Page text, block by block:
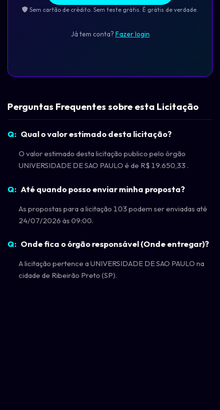
Sem cartão de crédito. Sem teste grátis. É grátis de verdade.
Já tem conta? Fazer login
Perguntas Frequentes sobre esta Licitação
Qual o valor estimado desta licitação?
O valor estimado desta licitação publico pelo órgão
UNIVERSIDADE DE SAO PAULO é de R$ 19.650,33 .
Até quando posso enviar minha proposta?
As propostas para a licitação 103 podem ser enviadas até
24/07/2026 às 09:00.
Onde fica o órgão responsável (Onde entregar)?
A licitação pertence a UNIVERSIDADE DE SAO PAULO na
cidade de Ribeirão Preto (SP).